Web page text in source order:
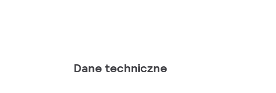
Dane techniczne